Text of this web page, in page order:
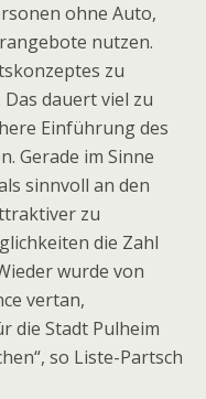
ohne Auto,
nutzen.
zu
dauert viel zu
Einführung des
Gerade im Sinne
sinnvoll an den
zu
die Zahl
wurde von
vertan,
die Stadt Pulheim
so Liste-Partsch